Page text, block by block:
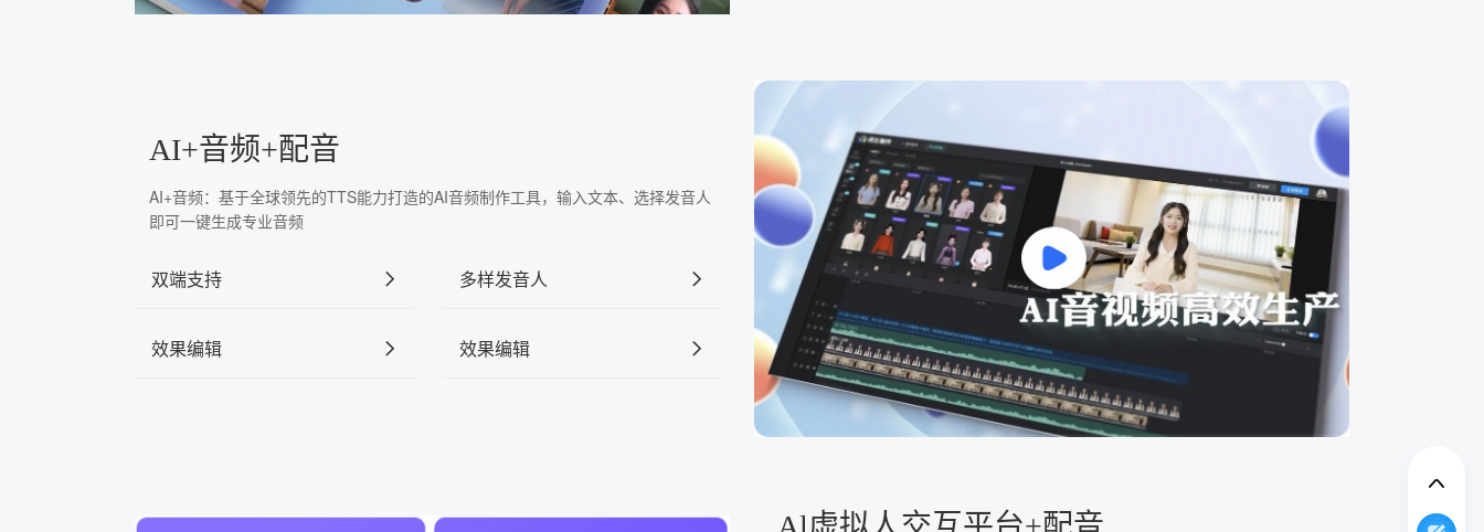
AI+音频+配音
AI+音频：基于全球领先的TTS能力打造的AI音频制作工具，输入文本、选择发音人
即可一键生成专业音频
双端支持 多样发音人
效果编辑 效果编辑